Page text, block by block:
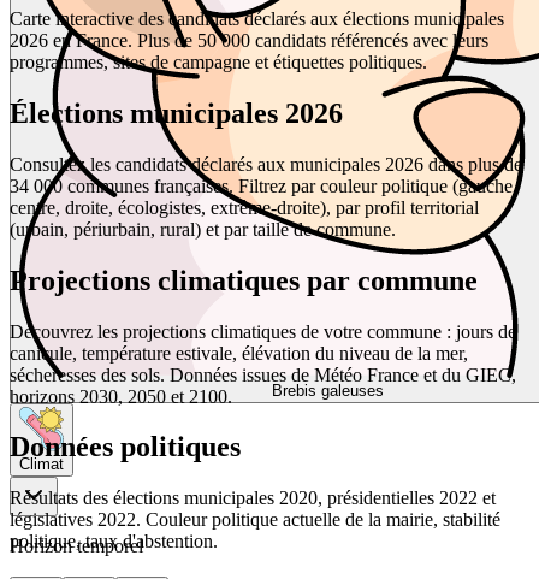
Brebis galeuses
Climat
Horizon temporel
Carte interactive des candidats déclarés aux élections municipales
2026 en France. Plus de 50 000 candidats référencés avec leurs
programmes, sites de campagne et étiquettes politiques.
Élections municipales 2026
Consultez les candidats déclarés aux municipales 2026 dans plus de
34 000 communes françaises. Filtrez par couleur politique (gauche,
centre, droite, écologistes, extrême-droite), par profil territorial
(urbain, périurbain, rural) et par taille de commune.
Projections climatiques par commune
Découvrez les projections climatiques de votre commune : jours de
canicule, température estivale, élévation du niveau de la mer,
sécheresses des sols. Données issues de Météo France et du GIEC,
horizons 2030, 2050 et 2100.
Données politiques
Résultats des élections municipales 2020, présidentielles 2022 et
législatives 2022. Couleur politique actuelle de la mairie, stabilité
politique, taux d'abstention.